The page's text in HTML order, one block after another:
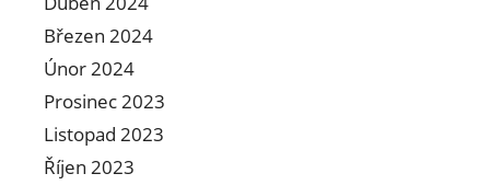
Březen 2024
Únor 2024
Prosinec 2023
Listopad 2023
Říjen 2023